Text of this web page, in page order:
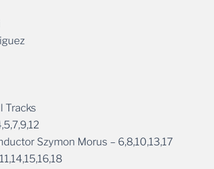
Tracks
Szymon Morus – 6,8,10,13,17